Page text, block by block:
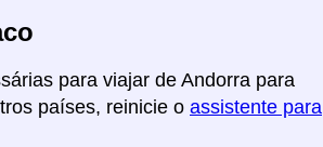
para viajar de Andorra para
países, reinicie o assistente para